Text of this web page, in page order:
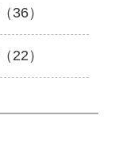
36）
22）